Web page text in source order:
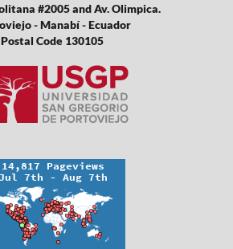
#2005 and Av. Olimpica.
- Manabí - Ecuador
Postal Code 130105